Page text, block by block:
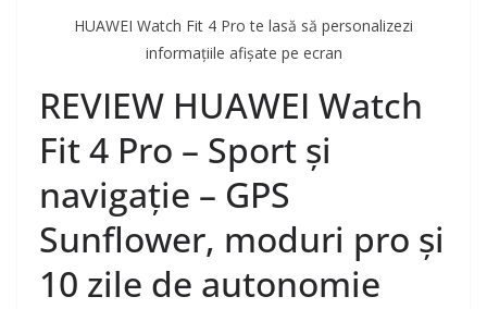
HUAWEI Watch Fit 4 Pro te lasă să personalizezi
informațiile afișate pe ecran
REVIEW HUAWEI Watch
Fit 4 Pro – Sport și
navigație – GPS
Sunflower, moduri pro și
10 zile de autonomie